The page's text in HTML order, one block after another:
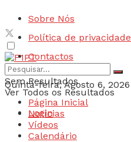
Sobre Nós
Política de privacidade
Contactos
Quinta-feira, Agosto 6, 2026
Login
Sem Resultados
Ver Todos os Resultados
Página Inicial
Notícias
Vídeos
Calendário